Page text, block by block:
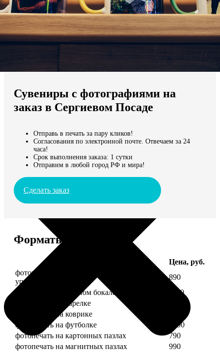
Мы доставляем по всему миру
Продолжить без города
Сувениры с фотографиями на
заказ в Сергиевом Посаде
Отправь в печать за пару кликов!
Согласования по электронной почте. Отвечаем за 24
часа!
Срок выполнения заказа: 1 сутки
Отправим в любой город РФ и мира!
Сделать заказ
Форматы и цены
Цена, руб.
фотопечать на кружке + подарочная
упаковка
890
фотопечать на пивном бокале
1190
фотопечать на тарелке
фотопечать на коврике
фотопечать на футболке
1490
фотопечать на картонных пазлах
790
фотопечать на магнитных пазлах
990